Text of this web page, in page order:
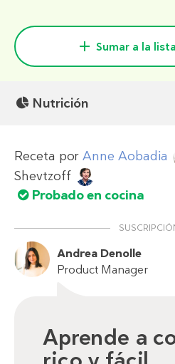
Sumar a la
Nutrición
Receta por Anne Aobadia
Shevtzoff
Probado en cocina
Andrea Denolle
Product Manager
Aprende a